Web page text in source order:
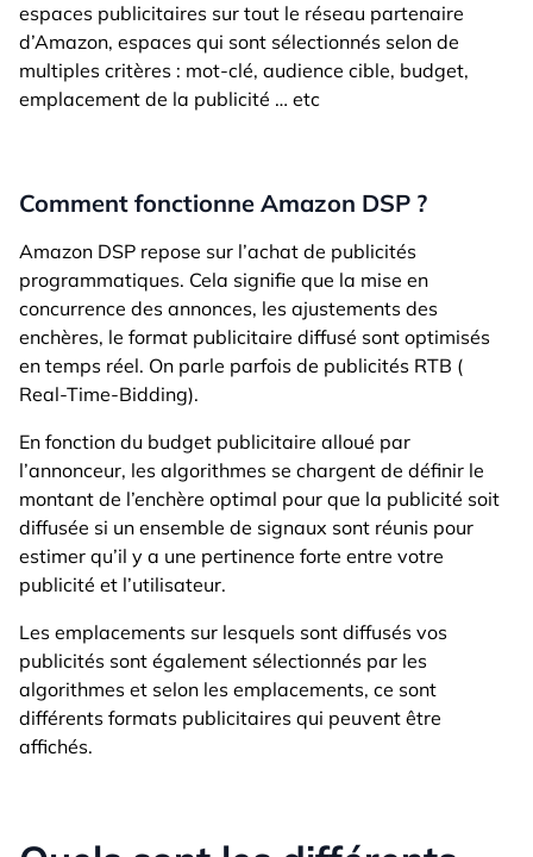
espaces publicitaires sur tout le réseau partenaire
d’Amazon, espaces qui sont sélectionnés selon de
multiples critères : mot-clé, audience cible, budget,
emplacement de la publicité … etc
Comment fonctionne Amazon DSP ?
Amazon DSP repose sur l’achat de publicités
programmatiques. Cela signifie que la mise en
concurrence des annonces, les ajustements des
enchères, le format publicitaire diffusé sont optimisés
en temps réel. On parle parfois de publicités RTB (
Real-Time-Bidding).
En fonction du budget publicitaire alloué par
l’annonceur, les algorithmes se chargent de définir le
montant de l’enchère optimal pour que la publicité soit
diffusée si un ensemble de signaux sont réunis pour
estimer qu’il y a une pertinence forte entre votre
publicité et l’utilisateur.
Les emplacements sur lesquels sont diffusés vos
publicités sont également sélectionnés par les
algorithmes et selon les emplacements, ce sont
différents formats publicitaires qui peuvent être
affichés.